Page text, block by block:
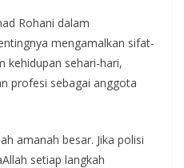
Rohani dalam
mengamalkan sifat-
kehidupan sehari-hari,
profesi sebagai anggota
amanah besar. Jika polisi
setiap langkah